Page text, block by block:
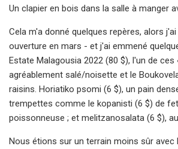
Un clapier en bois dans la salle à manger
Cela m'a donné quelques repères, alors
ouverture en mars - et j'ai emmené
Estate Malagousia 2022 (80 $), l'un de
agréablement salé/noisette et le
raisins. Horiatiko psomi (6 $), un pain
trempettes comme le kopanisti (6 $) de
poissonneuse ; et melitzanosalata (6 $),
Nous étions sur un terrain moins sûr